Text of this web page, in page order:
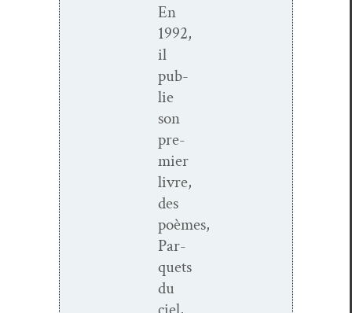
En
1992,
il
pub­
lie
son
pre­
mier
livre,
des
poèmes,
Par­
quets
du